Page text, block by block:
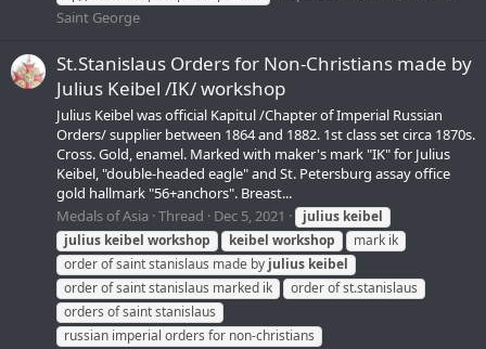
Saint George
St.Stanislaus Orders for Non-Christians made by
Julius Keibel /IK/ workshop
Julius Keibel was official Kapitul /Chapter of Imperial Russian
Orders/ supplier between 1864 and 1882. 1st class set circa 1870s.
Cross. Gold, enamel. Marked with maker's mark "IK" for Julius
Keibel, "double-headed eagle" and St. Petersburg assay office
gold hallmark "56+anchors". Breast...
Medals of Asia Thread Dec 5, 2021 julius keibel
julius keibel workshop keibel workshop
mark ik
order of saint stanislaus made by julius keibel
order of saint stanislaus marked ik
order of st.stanislaus
orders of saint stanislaus
russian imperial orders for non-christians